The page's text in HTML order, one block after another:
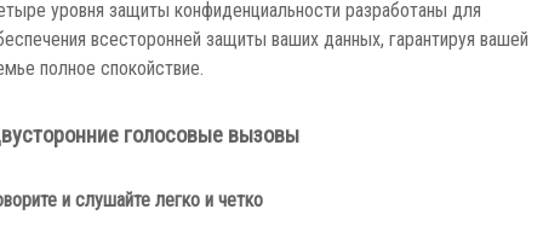
уровня защиты конфиденциальности разработаны для
всесторонней защиты ваших данных, гарантируя вашей
полное спокойствие.
голосовые вызовы
и слушайте легко и четко